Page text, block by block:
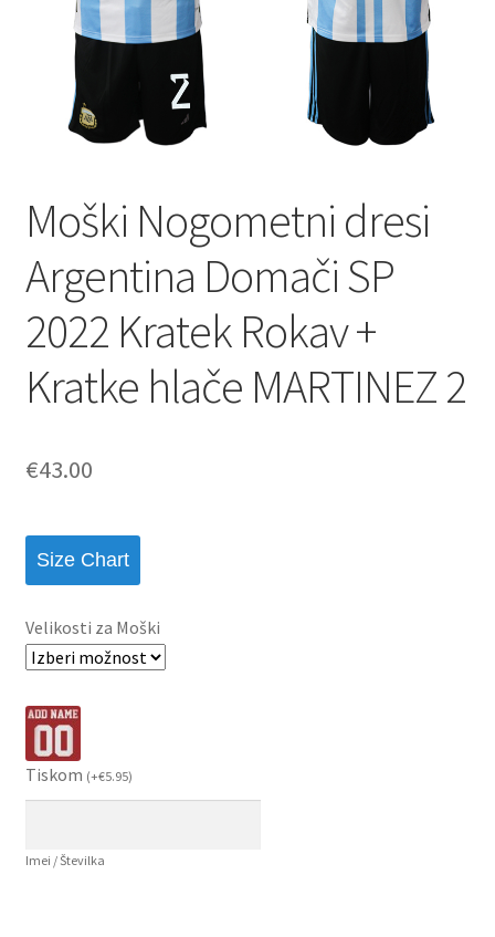
Moški Nogometni dresi
Argentina Domači SP
2022 Kratek Rokav +
Kratke hlače MARTINEZ 2
€43.00
Size Chart
Velikosti za Moški
Tiskom (+€5.95)
Imei / Številka